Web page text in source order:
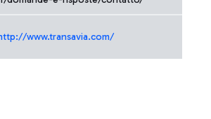
www.transavia.com/